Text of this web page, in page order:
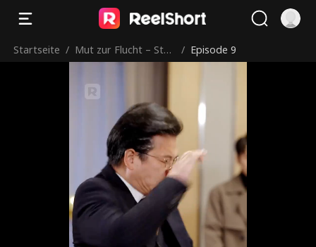
Startseite / Mut zur Flucht – Styli
en Wegen
/ Episode 9